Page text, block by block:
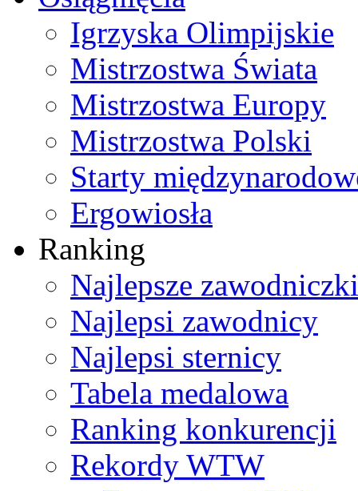
Igrzyska Olimpijskie
Mistrzostwa Świata
Mistrzostwa Europy
Mistrzostwa Polski
Starty
Ergowiosła
Ranking
Najlepsze zawodniczki
Najlepsi zawodnicy
Najlepsi sternicy
Tabela medalowa
Ranking konkurencji
Rekordy WTW